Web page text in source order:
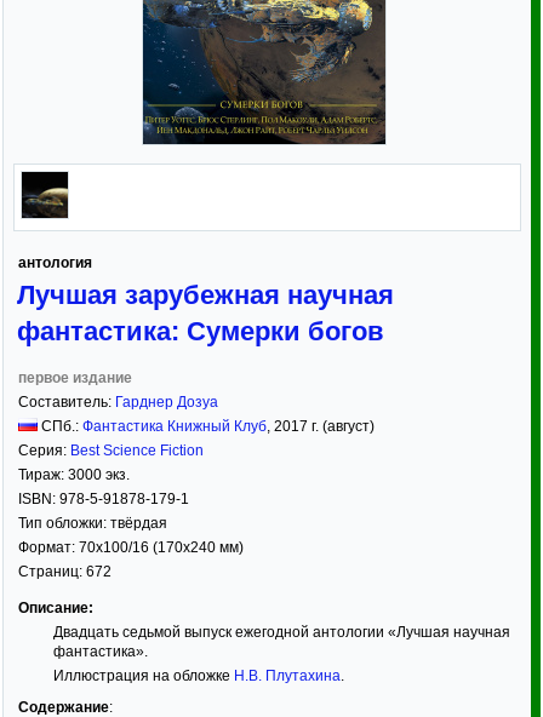
антология
Лучшая зарубежная научная
фантастика: Сумерки богов
первое издание
Составитель: Гарднер Дозуа
СПб.: Фантастика Книжный Клуб, 2017 г. (август)
Серия: Best Science Fiction
Тираж: 3000 экз.
ISBN: 978-5-91878-179-1
Тип обложки: твёрдая
Формат: 70x100/16 (170x240 мм)
Страниц: 672
Описание:
Двадцать седьмой выпуск ежегодной антологии «Лучшая научная
фантастика».
Иллюстрация на обложке Н.В. Плутахина.
Содержание: